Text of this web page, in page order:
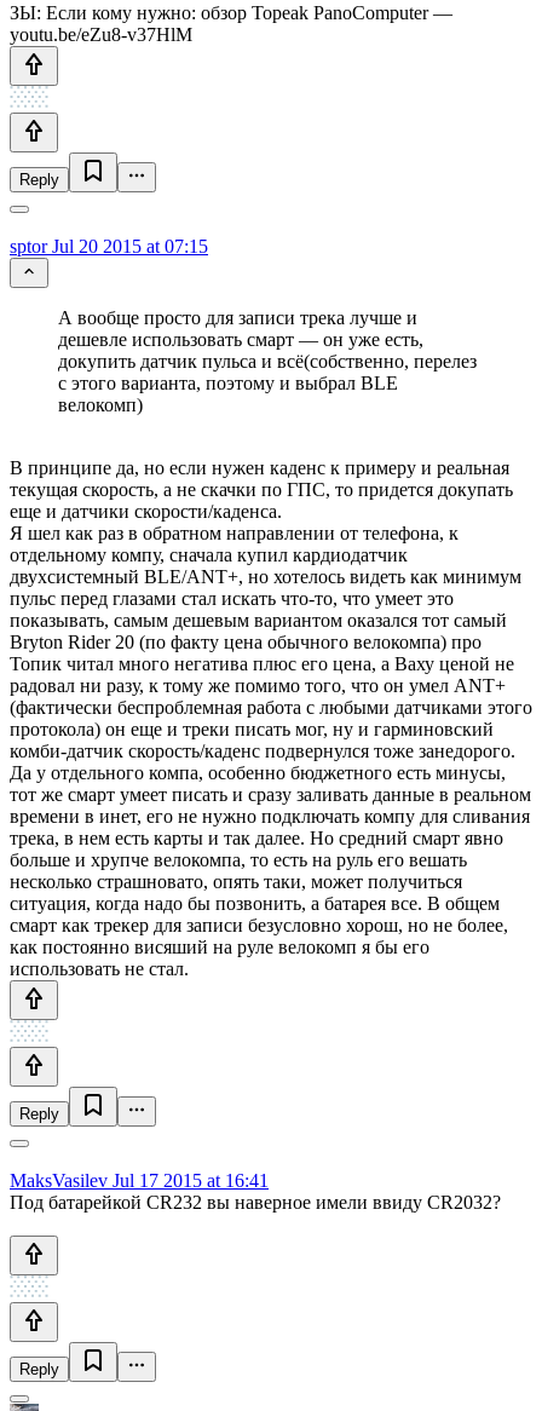
ЗЫ: Если кому нужно: обзор Topeak PanoComputer —
youtu.be/eZu8-v37HlM
Reply
sptorJul 20 2015 at 07:15
А вообще просто для записи трека лучше и
дешевле использовать смарт — он уже есть,
докупить датчик пульса и всё(собственно, перелез
с этого варианта, поэтому и выбрал BLE
велокомп)
В принципе да, но если нужен каденс к примеру и реальная
текущая скорость, а не скачки по ГПС, то придется докупать
еще и датчики скорости/каденса.
Я шел как раз в обратном направлении от телефона, к
отдельному компу, сначала купил кардиодатчик
двухсистемный BLE/ANT+, но хотелось видеть как минимум
пульс перед глазами стал искать что-то, что умеет это
показывать, самым дешевым вариантом оказался тот самый
Bryton Rider 20 (по факту цена обычного велокомпа) про
Топик читал много негатива плюс его цена, а Ваху ценой не
радовал ни разу, к тому же помимо того, что он умел ANT+
(фактически беспроблемная работа с любыми датчиками этого
протокола) он еще и треки писать мог, ну и гарминовский
комби-датчик скорость/каденс подвернулся тоже занедорого.
Да у отдельного компа, особенно бюджетного есть минусы,
тот же смарт умеет писать и сразу заливать данные в реальном
времени в инет, его не нужно подключать компу для сливания
трека, в нем есть карты и так далее. Но средний смарт явно
больше и хрупче велокомпа, то есть на руль его вешать
несколько страшновато, опять таки, может получиться
ситуация, когда надо бы позвонить, а батарея все. В общем
смарт как трекер для записи безусловно хорош, но не более,
как постоянно висяший на руле велокомп я бы его
использовать не стал.
Reply
MaksVasilev Jul 17 2015 at 16:41
Под батарейкой CR232 вы наверное имели ввиду CR2032?
Reply